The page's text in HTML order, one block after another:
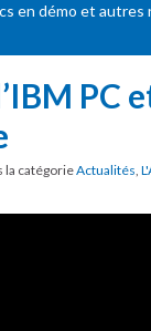
en démo et autres
PC
la catégorieActualités,